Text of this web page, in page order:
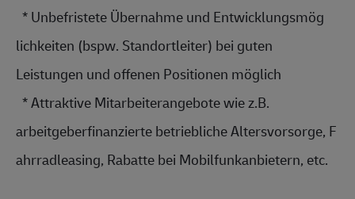
  * Unbefristete Übernahme und E
ntwicklungsmög
lichkeiten (bspw. Standortleiter) bei guten
Leistungen und offenen Positionen möglich
  * Attraktive
Mitarbeiterangebote wie z.B.
arbeitgeberfinanzierte betriebliche Altersvorsorge, F
ahrradleasing, Rabatte bei Mobilfunkanbietern, etc.